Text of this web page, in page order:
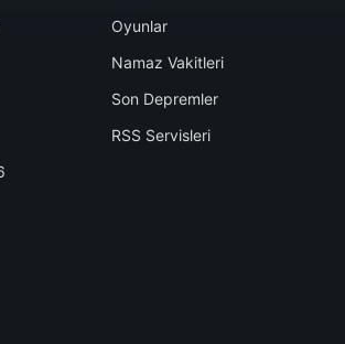
Oyunlar
Namaz Vakitleri
Son Depremler
RSS Servisleri